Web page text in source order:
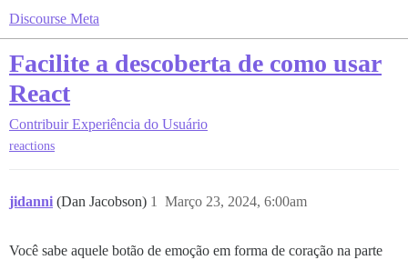
Discourse Meta
Facilite a descoberta de como usar
React
Contribuir Experiência do Usuário
reactions
jidanni (Dan Jacobson) Março 23, 2024, 6:00am
1
Você sabe aquele botão de emoção em forma de coração na parte